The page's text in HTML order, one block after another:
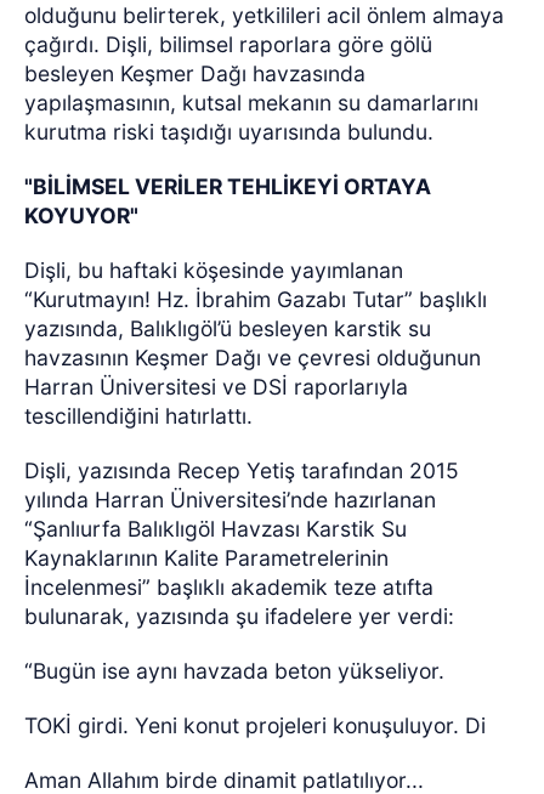
olduğunu belirterek, yetkilileri acil önlem almaya
çağırdı. Dişli, bilimsel raporlara göre gölü
besleyen Keşmer Dağı havzasında
yapılaşmasının, kutsal mekanın su damarlarını
kurutma riski taşıdığı uyarısında bulundu.
"BİLİMSEL VERİLER TEHLİKEYİ ORTAYA
KOYUYOR"
Dişli, bu haftaki köşesinde yayımlanan
“Kurutmayın! Hz. İbrahim Gazabı Tutar” başlıklı
yazısında, Balıklıgöl’ü besleyen karstik su
havzasının Keşmer Dağı ve çevresi olduğunun
Harran Üniversitesi ve DSİ raporlarıyla
tescillendiğini hatırlattı.
Dişli, yazısında Recep Yetiş tarafından 2015
yılında Harran Üniversitesi’nde hazırlanan
“Şanlıurfa Balıklıgöl Havzası Karstik Su
Kaynaklarının Kalite Parametrelerinin
İncelenmesi” başlıklı akademik teze atıfta
bulunarak, yazısında şu ifadelere yer verdi:
“Bugün ise aynı havzada beton yükseliyor.
TOKİ girdi. Yeni konut projeleri konuşuluyor. Di
Aman Allahım birde dinamit patlatılıyor...